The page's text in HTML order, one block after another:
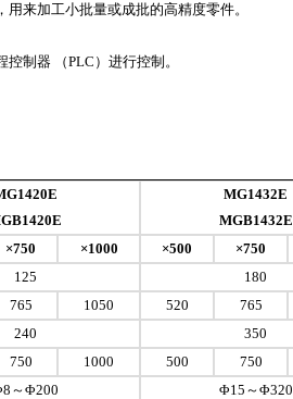
来加工小批量或成批的高精度零件。
制器 （PLC）进行控制。
MG1432E
MGB1432E
×750 ×1000 ×500 ×750
125
180
765 1050 520 765
240
350
750 1000 500 750
～Φ200
Φ15～Φ320